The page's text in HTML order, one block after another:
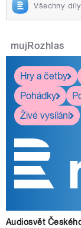
Všechny
mujRozhlas
Hry a četby
Pohádky
Živé vysílání
Audiosvět